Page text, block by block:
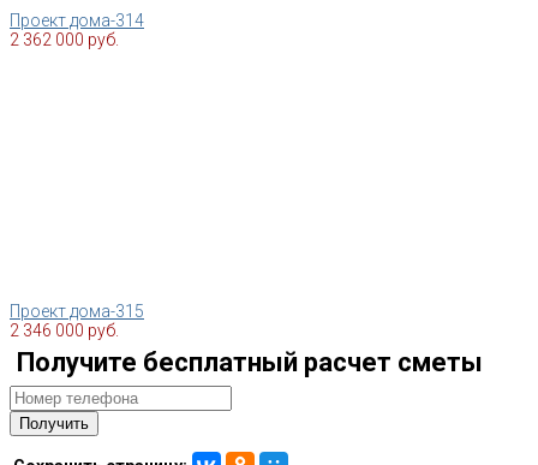
Проект дома-314
2 362 000 руб.
Проект дома-315
2 346 000 руб.
Получите бесплатный расчет сметы